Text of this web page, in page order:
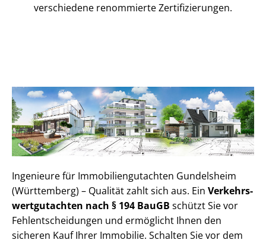
verschiedene renommierte Zer­ti­fi­zie­run­gen.
Ingenieure für Im­mo­bi­li­en­gut­ach­ten Gundelsheim
(Württemberg) – Qualität zahlt sich aus. Ein Ver­kehrs­
wert­gut­ach­ten nach § 194 BauGB schützt Sie vor
Fehl­ent­schei­dun­gen und ermöglicht Ihnen den
sicheren Kauf Ihrer Immobilie. Schalten Sie vor dem